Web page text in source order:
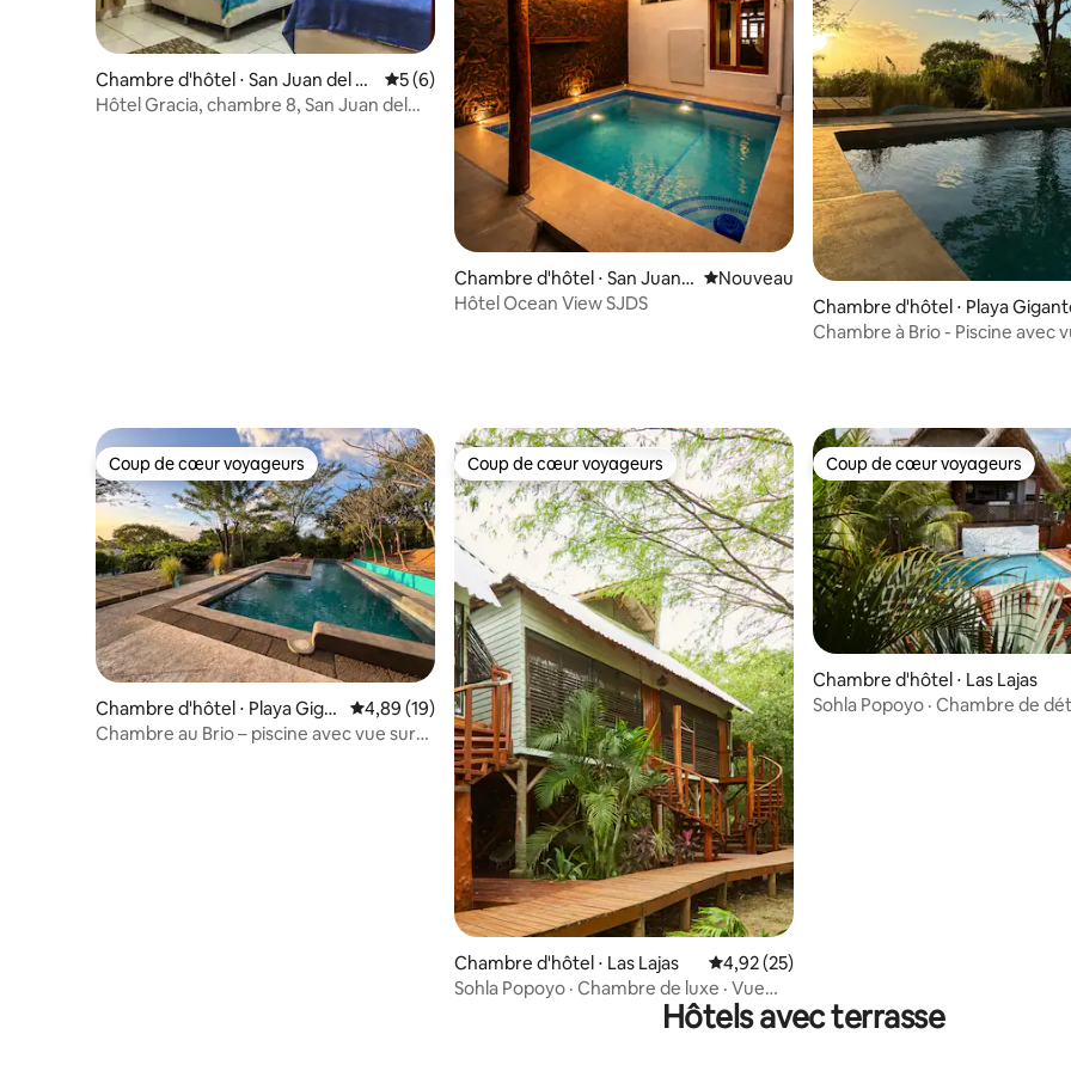
Chambre d'hôtel ⋅ San Juan del Su
r
Évaluation moyenne sur la base de 6 commentaires : 5 sur 5
5 (6)
Hôtel Gracia, chambre 8, San Juan del
Chambre d'hôtel ⋅ San Juan
del Sur
Nouvel hébergement
Nouveau
Hôtel Ocean View SJDS
Chambre d'hôtel ⋅ Playa
Chambre à Brio - Piscine avec
Coup de cœur voyageurs
Coup de cœur voyageurs
Chambre d'hôtel ⋅ Playa Giga
nte
Évaluation moyenne sur la base de 19 commentaires : 4,89 sur 5
4,89 (19)
Chambre au Brio – piscine avec vue sur
Coup de cœur voyageurs
Coup de cœur voyageurs
Chambre d'hôtel ⋅ Las Lajas Évaluation moyenne sur la base de 25
4,92 (25)
Sohla Popoyo · Chambre de luxe · Vue
Coup de cœur voyageurs
Coup de cœur voyageurs
Chambre d'hôtel ⋅ Las Lajas
Sohla Popoyo · Chambre de
Hôtels avec terrasse